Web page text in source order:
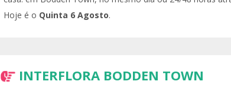
Hoje é o Quinta 6 Agosto.
INTERFLORA BODDEN TOWN